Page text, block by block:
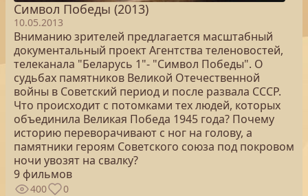
Символ Победы (2013)
10.05.2013
Вниманию зрителей предлагается масштабный
документальный проект Агентства теленовостей,
телеканала "Беларусь 1"- "Символ Победы". О
судьбах памятников Великой Отечественной
войны в Советский период и после развала СССР.
Что происходит с потомками тех людей, которых
объединила Великая Победа 1945 года? Почему
историю переворачивают с ног на голову, а
памятники героям Советского союза под покровом
ночи увозят на свалку?
9 фильмов
400 0